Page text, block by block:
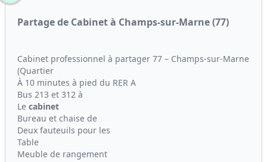
Partage de Cabinet à Champs-sur-Marne (77)
Cabinet professionnel à partager 77 – Champs-sur-Marne
(Quartier
À 10 minutes à pied du RER A
Bus 213 et 312 à
Le cabinet
Bureau et chaise de
Deux fauteuils pour les
Table
Meuble de rangement